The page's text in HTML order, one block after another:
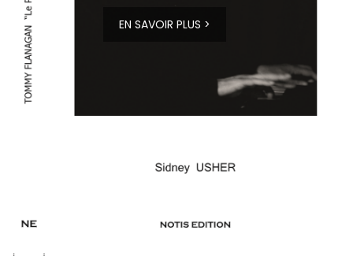
EN SAVOIR PLUS >